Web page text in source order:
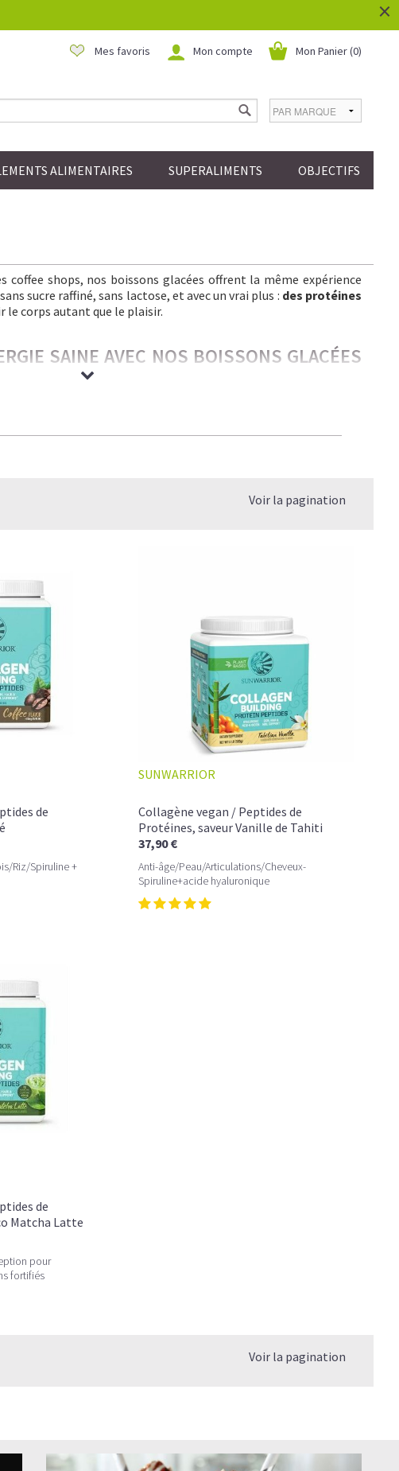
×
Mon Panier (0)
Mon compte
Mes favoris
ALIMENTAIRES SUPERALIMENTS OBJECTIFS
coffee shops, nos boissons glacées offrent la même expérience
sucre raffiné, sans lactose, et avec un vrai plus : des protéines
le corps autant que le plaisir.
SAINE AVEC NOS BOISSONS GLACÉES
gourmandes — nos boissons glacées ont tout pour plaire aux
stable et légèreté. C’est le plaisir caféiné réinventé — bon
pas de coup de barre, et un goût qui rivalise avec les meilleures
ET INTENSITÉ
caramel pour un moment de pure détente… ou de concentration
pic de glycémie, qui vous accompagne toute la matinée et un
Voir la pagination
de
Riz/Spiruline +
SUNWARRIOR
Collagène vegan / Peptides de
Protéines, saveur Vanille de Tahiti
37,90 €
Anti-âge/Peau/Articulations/Cheveux-
Spiruline+acide hyaluronique
de
Matcha Latte
pour
fortifiés
Voir la pagination